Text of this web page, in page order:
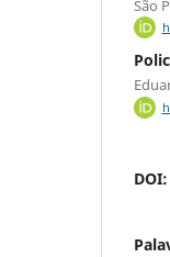
São
DOI: